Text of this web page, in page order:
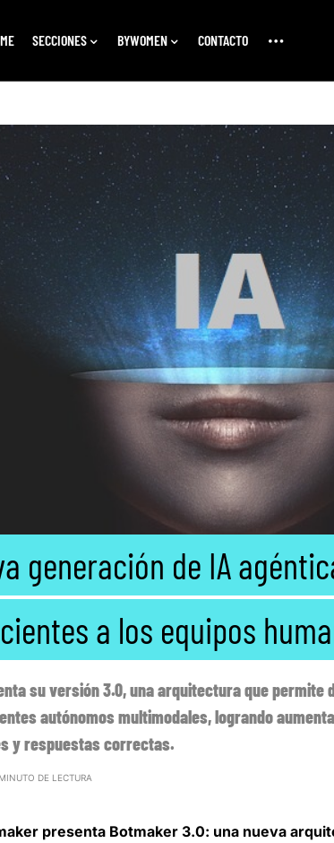
SECCIONES BYWOMEN CONTACTO
generación de IA
a los equipos
su versión 3.0, una arquitectura que permite
autónomos multimodales, logrando
y respuestas correctas.
DE LECTURA
presenta Botmaker 3.0: una nueva